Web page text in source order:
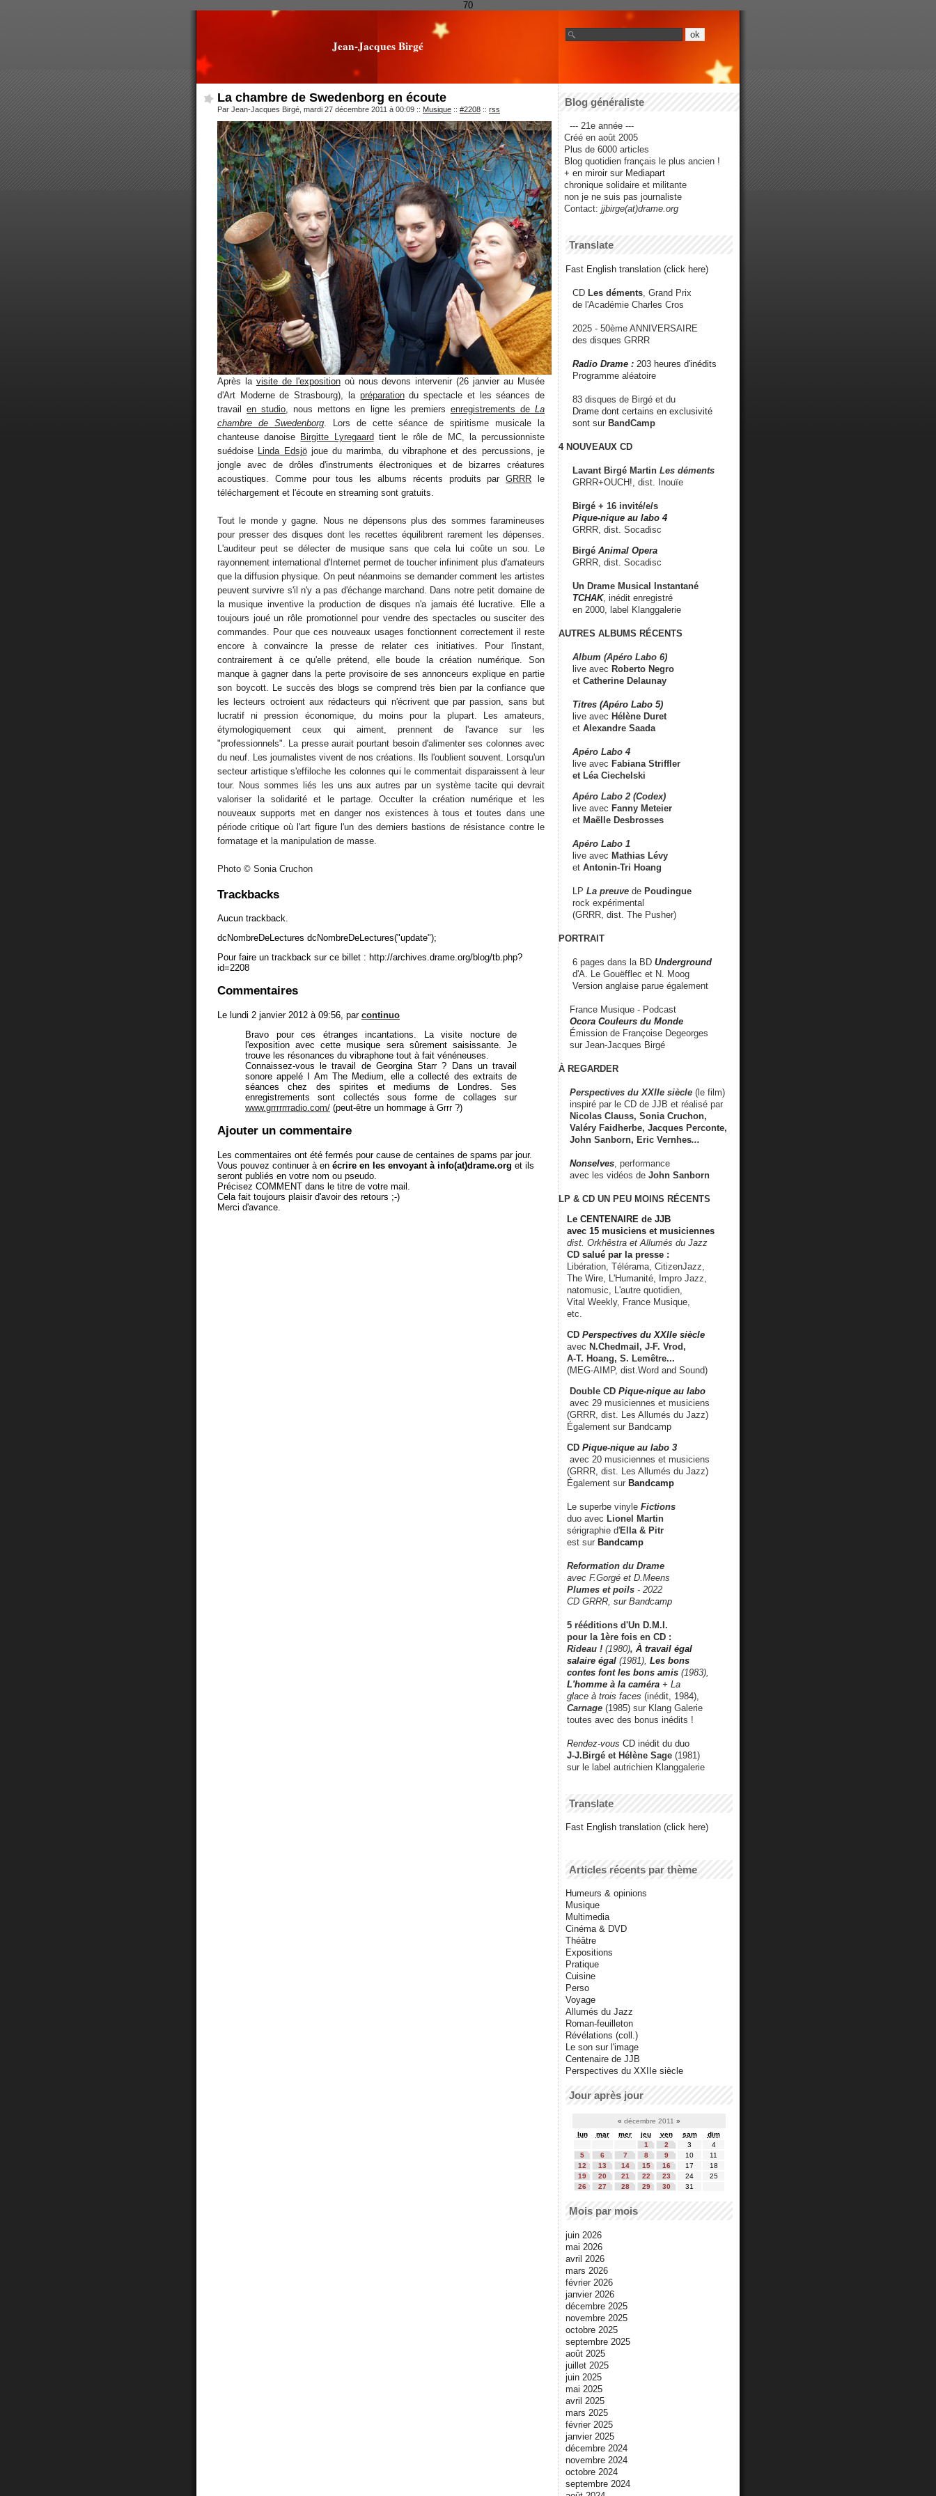
70
Jean-Jacques Birgé
La chambre de Swedenborg en écoute
Par Jean-Jacques Birgé, mardi 27 décembre 2011 à 00:09 :: Musique :: #2208 :: rss
Après la visite de l'expositionoù nous devons intervenir (26 janvier au Musée
d'Art Moderne de Strasbourg), la préparationdu spectacle et les séances de
travailen studio , nous mettons en ligne les premiers enregistrements deLa
chambre de Swedenborg. Lors de cette séance de spiritisme musicale la
chanteuse danoise Birgitte Lyregaard tient le rôle de MC, la percussionniste
suédoise
Linda Edsjöjoue du marimba, du vibraphone et des percussions, je
jongle avec de drôles d'instruments électroniques et de bizarres créatures
acoustiques. Comme pour tous les albums récents produits parGRRR le
téléchargement et l'écoute en streaming sont gratuits.
Tout le monde y gagne. Nous ne dépensons plus des sommes faramineuses
pour presser des disques dont les recettes équilibrent rarement les dépenses.
L'auditeur peut se délecter de musique sans que cela lui coûte un sou. Le
rayonnement international d'Internet permet de toucher infiniment plus d'amateurs
que la diffusion physique. On peut néanmoins se demander comment les artistes
peuvent survivre s'il n'y a pas d'échange marchand. Dans notre petit domaine de
la musique inventive la production de disques n'a jamais été lucrative. Elle a
toujours joué un rôle promotionnel pour vendre des spectacles ou susciter des
commandes. Pour que ces nouveaux usages fonctionnent correctement il reste
encore à convaincre la presse de relater ces initiatives. Pour l'instant,
contrairement à ce qu'elle prétend, elle boude la création numérique. Son
manque à gagner dans la perte provisoire de ses annonceurs explique en partie
son boycott. Le succès des blogs se comprend très bien par la confiance que
les lecteurs octroient aux rédacteurs qui n'écrivent que par passion, sans but
lucratif ni pression économique, du moins pour la plupart. Les amateurs,
étymologiquement ceux qui aiment, prennent de l'avance sur les
"professionnels". La presse aurait pourtant besoin d'alimenter ses colonnes avec
du neuf. Les journalistes vivent de nos créations. Ils l'oublient souvent. Lorsqu'un
secteur artistique s'effiloche les colonnes qui le commentait disparaissent à leur
tour. Nous sommes liés les uns aux autres par un système tacite qui devrait
valoriser la solidarité et le partage. Occulter la création numérique et les
nouveaux supports met en danger nos existences à tous et toutes dans une
période critique où l'art figure l'un des derniers bastions de résistance contre le
formatage et la manipulation de masse.
Photo © Sonia Cruchon
Trackbacks
Aucun trackback.
dcNombreDeLectures dcNombreDeLectures("update");
Pour faire un trackback sur ce billet : http://archives.drame.org/blog/tb.php?
id=2208
Commentaires
Le lundi 2 janvier 2012 à 09:56, par continuo
Bravo pour ces étranges incantations. La visite nocture de
l'exposition avec cette musique sera sûrement saisissante. Je
trouve les résonances du vibraphone tout à fait vénéneuses.
Connaissez-vous le travail de Georgina Starr ? Dans un travail
sonore appelé I Am The Medium, elle a collecté des extraits de
séances chez des spirites et mediums de Londres. Ses
enregistrements sont collectés sous forme de collages sur
www.grrrrrrradio.com/ (peut-être un hommage à Grrr ?)
Ajouter un commentaire
Les commentaires ont été fermés pour cause de centaines de spams par jour.
Vous pouvez continuer à en écrire en les envoyant à info(at)drame.org et ils
seront publiés en votre nom ou pseudo.
Précisez COMMENT dans le titre de votre mail.
Cela fait toujours plaisir d'avoir des retours ;-)
Merci d'avance.
Blog généraliste
--- 21e année ---
Créé en août 2005
Plus de 6000 articles
Blog quotidien français le plus ancien !
+ en miroir sur Mediapart
chronique solidaire et militante
non je ne suis pas journaliste
Contact: jjbirge(at)drame.org
Translate
Fast English translation (click here)
CD Les déments , Grand Prix
de l'Académie Charles Cros
2025 - 50ème ANNIVERSAIRE
des disques GRRR
Radio Drame : 203 heures d'inédits
Programme aléatoire
83 disques de Birgé et du
Drame dont certains en exclusivité
sont sur BandCamp
4 NOUVEAUX CD
Lavant Birgé Martin Les déments
GRRR+OUCH!, dist. Inouïe
Birgé + 16 invité/e/s
Pique-nique au labo 4
GRRR, dist. Socadisc
Birgé Animal Opera
GRRR, dist. Socadisc
Un Drame Musical Instantané
TCHAK, inédit enregistré
en 2000, label Klanggalerie
AUTRES ALBUMS RÉCENTS
Album (Apéro Labo 6)
live avec Roberto Negro
et Catherine Delaunay
Titres (Apéro Labo 5)
live avec Hélène Duret
et Alexandre Saada
Apéro Labo 4
live avec Fabiana Striffler
et Léa Ciechelski
Apéro Labo 2 (Codex)
live avec Fanny Meteier
et Maëlle Desbrosses
Apéro Labo 1
live avec Mathias Lévy
et Antonin-Tri Hoang
LP La preuve de Poudingue
rock expérimental
(GRRR, dist. The Pusher)
PORTRAIT
6 pages dans la BD Underground
d'A. Le Gouëfflec et N. Moog
Version anglaise parue également
France Musique - Podcast
Ocora Couleurs du Monde
Émission de Françoise Degeorges
sur Jean-Jacques Birgé
À REGARDER
Perspectives du XXIIe siècle (le film)
inspiré par le CD de JJB et réalisé par
Nicolas Clauss, Sonia Cruchon,
Valéry Faidherbe, Jacques Perconte,
John Sanborn, Eric Vernhes...
Nonselves , performance
avec les vidéos de John Sanborn
LP & CD UN PEU MOINS RÉCENTS
Le CENTENAIRE de JJB
avec 15 musiciens et musiciennes
dist. Orkhêstra et Allumés du Jazz
CD salué par la presse :
Libération, Télérama, CitizenJazz,
The Wire, L'Humanité, Impro Jazz,
natomusic, L'autre quotidien,
Vital Weekly, France Musique,
etc.
CD Perspectives du XXIIe siècle
avec N.Chedmail, J-F. Vrod,
A-T. Hoang, S. Lemêtre...
(MEG-AIMP, dist.Word and Sound)
Double CD Pique-nique au labo
avec 29 musiciennes et musiciens
(GRRR, dist. Les Allumés du Jazz)
Également sur Bandcamp
CD Pique-nique au labo 3
avec 20 musiciennes et musiciens
(GRRR, dist. Les Allumés du Jazz)
Également sur Bandcamp
Le superbe vinyle Fictions
duo avec Lionel Martin
sérigraphie d'Ella & Pitr
est sur Bandcamp
Reformation du Drame
avec F.Gorgé et D.Meens
Plumes et poils - 2022
CD GRRR, sur Bandcamp
5 rééditions d'Un D.M.I.
pour la 1ère fois en CD :
Rideau ! (1980), À travail égal
salaire égal (1981), Les bons
contes font les bons amis (1983),
L'homme à la caméra + La
glace à trois faces (inédit, 1984),
Carnage (1985) sur Klang Galerie
toutes avec des bonus inédits !
Rendez-vous CD inédit du duo
J-J.Birgé et Hélène Sage (1981)
sur le label autrichien Klanggalerie
Translate
Fast English translation (click here)
Articles récents par thème
Humeurs & opinions
Musique
Multimedia
Cinéma & DVD
Théâtre
Expositions
Pratique
Cuisine
Perso
Voyage
Allumés du Jazz
Roman-feuilleton
Révélations (coll.)
Le son sur l'image
Centenaire de JJB
Perspectives du XXIIe siècle
Jour après jour
« décembre 2011 »
lun
mar mer jeu ven sam
dim
1
2 3
4
5
6 7 8 9 10
11
12
13 14 15 16 17
18
19
20 21 22 23 24
25
26
27 28 29 30 31
Mois par mois
juin 2026
mai 2026
avril 2026
mars 2026
février 2026
janvier 2026
décembre 2025
novembre 2025
octobre 2025
septembre 2025
août 2025
juillet 2025
juin 2025
mai 2025
avril 2025
mars 2025
février 2025
janvier 2025
décembre 2024
novembre 2024
octobre 2024
septembre 2024